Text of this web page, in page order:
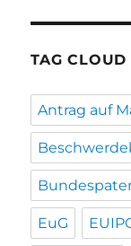
TAG CLOUD
Antrag auf
EuG